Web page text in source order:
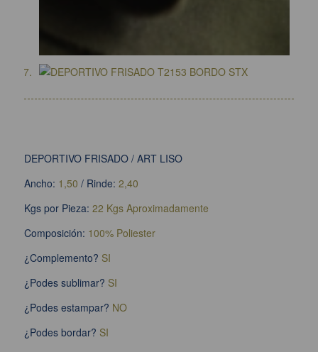
DEPORTIVO FRISADO / ART LISO
Ancho: 1,50 / Rinde: 2,40
Kgs por Pieza: 22 Kgs Aproximadamente
Composición: 100% Poliester
¿Complemento? SI
¿Podes sublimar? SI
¿Podes estampar? NO
¿Podes bordar? SI